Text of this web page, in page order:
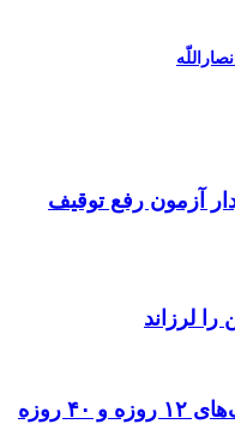
آزمون رفع توقیف
۲ عامل مهم صهیونیست‌ها در جنگ‌های ۱۲ روزه و ۴۰ روزه